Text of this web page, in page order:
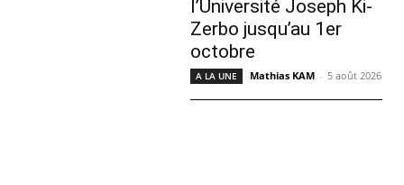
l’Université Joseph Ki-
Zerbo jusqu’au 1er
octobre
A LA UNE Mathias KAM - 5 août 2026